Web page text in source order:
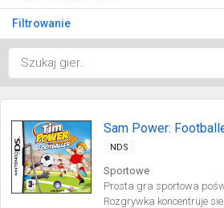
Filtrowanie
Sam Power:
NDS
Sportowe
Prosta gra sportowa
Rozgrywka koncentruje